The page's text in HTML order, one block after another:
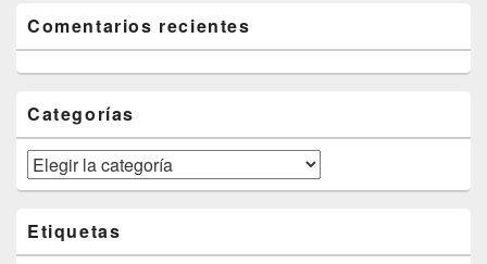
Comentarios recientes
Categorías
Categorías
Etiquetas